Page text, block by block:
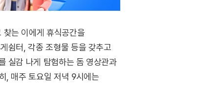
는 이에게 휴식공간을
쉼터, 각종 조형물 등을 갖추고
실감 나게 탐험하는 돔 영상관과
, 매주 토요일 저녁 9시에는